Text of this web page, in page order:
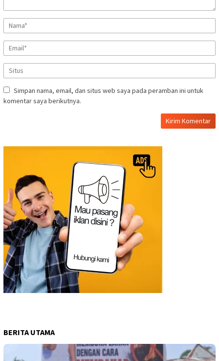
Simpan nama, email, dan situs web saya pada peramban ini untuk
komentar saya berikutnya.
BERITA UTAMA